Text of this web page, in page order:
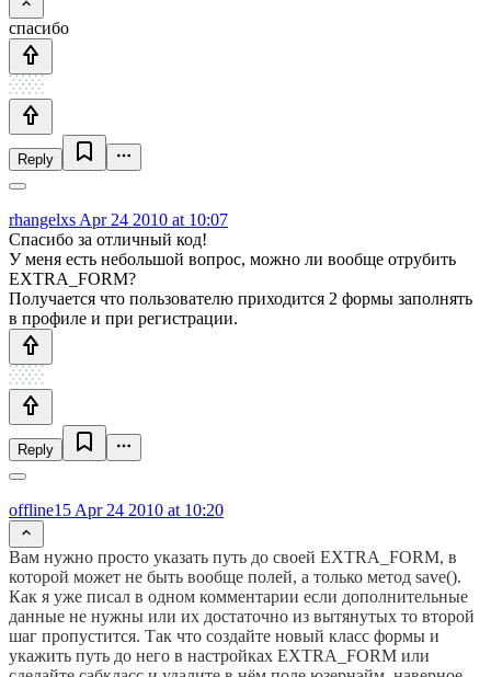
спасибо
Reply
rhangelxs Apr 24 2010 at 10:07
Спасибо за отличный код!
У меня есть небольшой вопрос, можно ли вообще отрубить
EXTRA_FORM?
Получается что пользователю приходится 2 формы заполнять
в профиле и при регистрации.
Reply
offline15 Apr 24 2010 at 10:20
Вам нужно просто указать путь до своей EXTRA_FORM, в
которой может не быть вообще полей, а только метод save().
Как я уже писал в одном комментарии если дополнительные
данные не нужны или их достаточно из вытянутых то второй
шаг пропустится. Так что создайте новый класс формы и
укажить путь до него в настройках EXTRA_FORM или